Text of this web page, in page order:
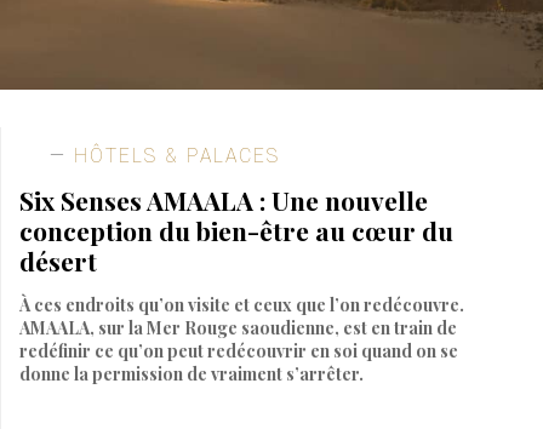
HÔTELS & PALACES
Six Senses AMAALA : Une nouvelle
conception du bien-être au cœur du
désert
À ces endroits qu’on visite et ceux que l’on redécouvre.
AMAALA, sur la Mer Rouge saoudienne, est en train de
redéfinir ce qu’on peut redécouvrir en soi quand on se
donne la permission de vraiment s’arrêter.